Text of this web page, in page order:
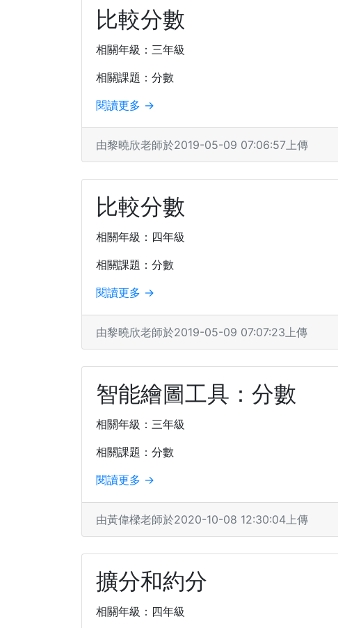
比較分數
相關年級：三年級
相關課題：分數
閱讀更多 →
由黎曉欣老師於2019-05-09 07:06:57上傳
比較分數
相關年級：四年級
相關課題：分數
閱讀更多 →
由黎曉欣老師於2019-05-09 07:07:23上傳
智能繪圖工具：分數
相關年級：三年級
相關課題：分數
閱讀更多 →
由黃偉樑老師於2020-10-08 12:30:04上傳
擴分和約分
相關年級：四年級